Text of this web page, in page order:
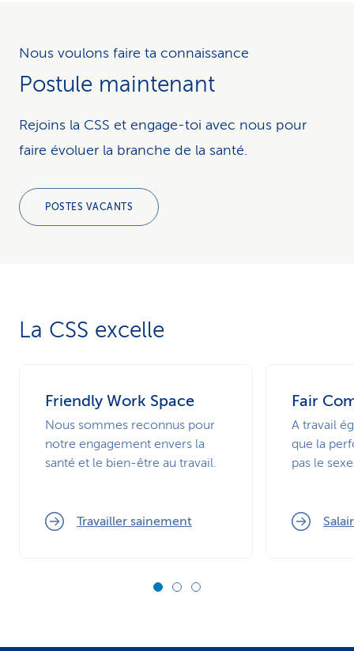
Nous voulons faire ta connaissance
Postule maintenant
Rejoins la CSS et engage-toi avec nous pour
faire évoluer la branche de la santé.
POSTES VACANTS
La CSS excelle
Friendly Work Space
Nous sommes reconnus pour
notre engagement envers la
santé et le bien-être au travail.
Travailler sainement
Fair
A travail
que la
pas le